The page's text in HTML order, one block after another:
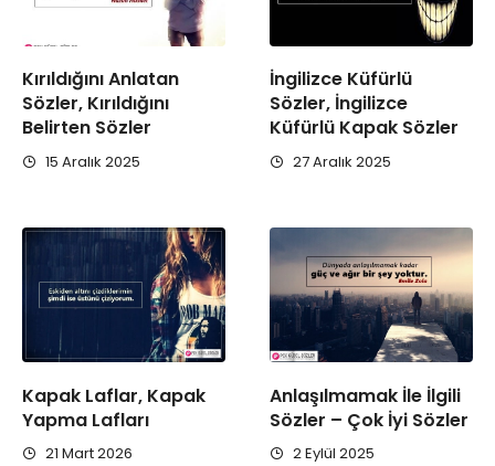
Kırıldığını Anlatan
Sözler, Kırıldığını
Belirten Sözler
15 Aralık 2025
İngilizce Küfürlü
Sözler, İngilizce
Küfürlü Kapak Sözler
27 Aralık 2025
Kapak Laflar, Kapak
Yapma Lafları
21 Mart 2026
Anlaşılmamak İle İlgili
Sözler – Çok İyi Sözler
2 Eylül 2025